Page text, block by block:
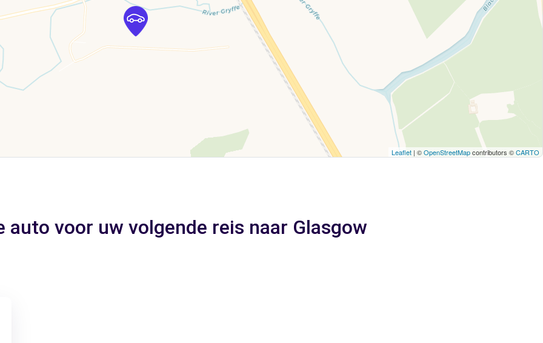
Leaflet | ©OpenStreetMapcontributors ©CARTO
auto voor uw volgende reis naar Glasgow